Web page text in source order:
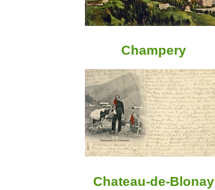
Champery
Chateau-de-Blonay